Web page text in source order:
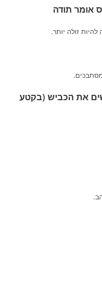
זולה יותר.
את הכביש (בקטע